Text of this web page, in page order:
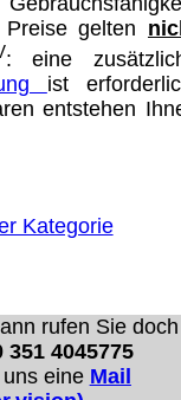
gelten
: eine
ist
entstehen
Kategorie
rufen Sie doch
351 4045775
eine Mail
hat.
wir
und
E-
.
Links